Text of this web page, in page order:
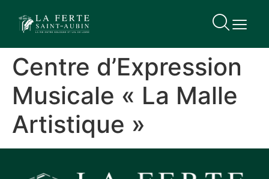
principal
Centre d’Expression
Musicale « La Malle
Artistique »